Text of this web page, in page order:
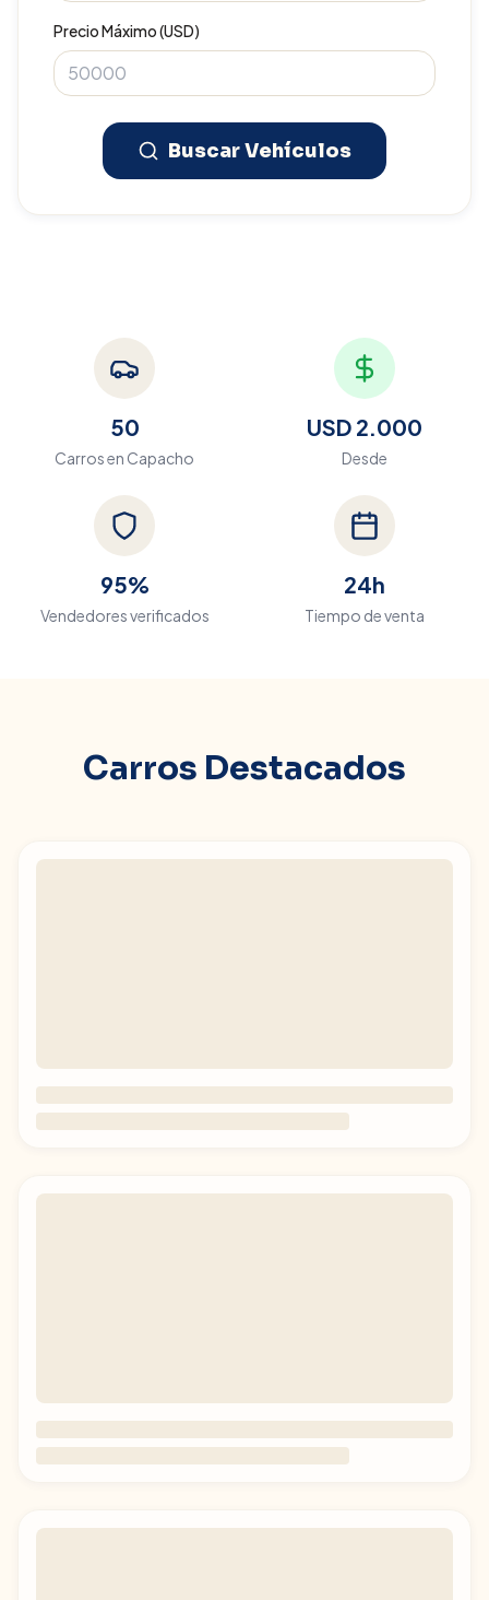
Precio Máximo (USD)
Buscar Vehículos
50
Carros en Capacho
USD 2.000
Desde
95%
Vendedores verificados
24h
Tiempo de venta
Carros Destacados